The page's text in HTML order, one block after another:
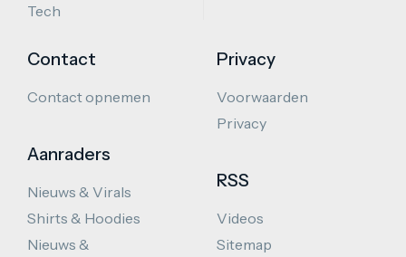
Tech
Contact
Contact opnemen
Aanraders
Nieuws & Virals
Shirts & Hoodies
Nieuws &
Privacy
Voorwaarden
Privacy
RSS
Videos
Sitemap